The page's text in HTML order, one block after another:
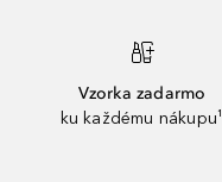
Vzorka zadarmo
ku každému nákupu¹